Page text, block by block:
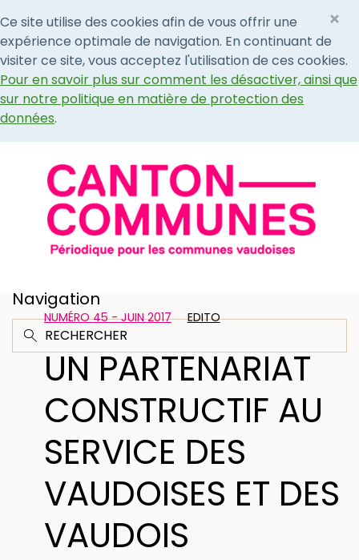
Ce site utilise des cookies afin de vous offrir une
expérience optimale de navigation. En continuant de
visiter ce site, vous acceptez l'utilisation de ces cookies.
Pour en savoir plus sur comment les désactiver, ainsi que
sur notre politique en matière de protection des
données.
×
Navigation
NUMÉRO 45 - JUIN 2017 EDITO
UN PARTENARIAT
CONSTRUCTIF AU
SERVICE DES
VAUDOISES ET DES
VAUDOIS